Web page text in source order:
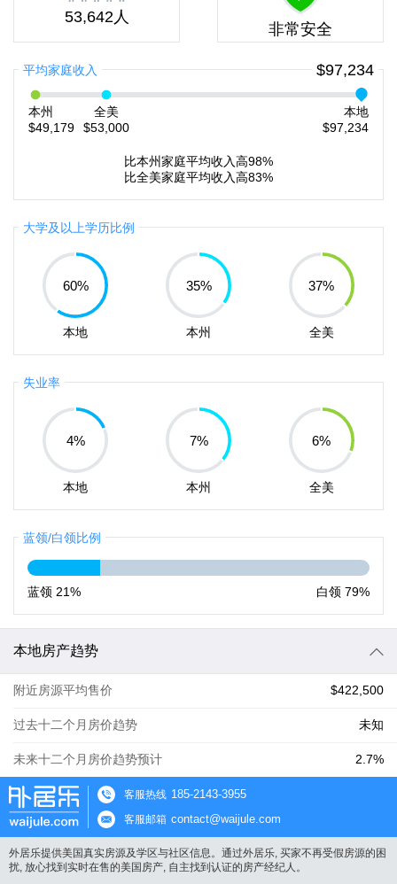
53,642人
非常安全
平均家庭收入 $97,234
本州
$49,179
全美
$53,000
本地
$97,234
比本州家庭平均收入高98%
比全美家庭平均收入高83%
大学及以上学历比例
60%
本地
35%
本州
37%
全美
失业率
4%
本地
7%
本州
6%
全美
蓝领/白领比例
蓝领 21% 白领 79%
本地房产趋势
附近房源平均售价 $422,500
过去十二个月房价趋势 未知
未来十二个月房价趋势预计 2.7%
客服热线 185-2143-3955
客服邮箱 contact@waijule.com
外居乐提供美国真实房源及学区与社区信息。通过外居乐, 买家不再受假房源的困
扰, 放心找到实时在售的美国房产, 自主找到认证的房产经纪人。